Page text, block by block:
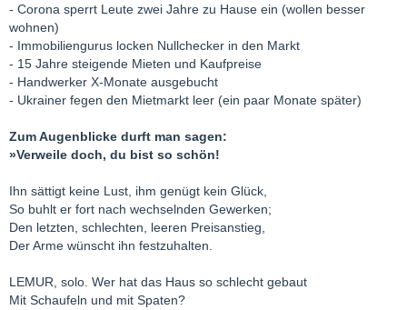
- Corona sperrt Leute zwei Jahre zu Hause ein (wollen besser
wohnen)
- Immobiliengurus locken Nullchecker in den Markt
- 15 Jahre steigende Mieten und Kaufpreise
- Handwerker X-Monate ausgebucht
- Ukrainer fegen den Mietmarkt leer (ein paar Monate später)
Zum Augenblicke durft man sagen:
»Verweile doch, du bist so schön!
Ihn sättigt keine Lust, ihm genügt kein Glück,
So buhlt er fort nach wechselnden Gewerken;
Den letzten, schlechten, leeren Preisanstieg,
Der Arme wünscht ihn festzuhalten.
LEMUR, solo. Wer hat das Haus so schlecht gebaut
Mit Schaufeln und mit Spaten?